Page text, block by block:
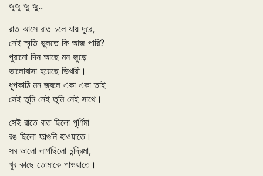
জুজু জু জু..
রাত আসে রাত চলে যায় দূরে,
সেই স্মৃতি ভুলতে কি আজ পারি?
পুরানো দিন আছে মন জুড়ে
ভালোবাসা হয়েছে ভিখারী।
ধূপকাঠি মন জ্বলে একা একা তাই
সেই তুমি নেই তুমি নেই সাথে।
সেই রাতে রাত ছিলো পূর্ণিমা
রঙ ছিলো ফাল্গুনি হাওয়াতে।
সব ভালো লাগছিলো চন্দ্রিমা,
খুব কাছে তোমাকে পাওয়াতে।